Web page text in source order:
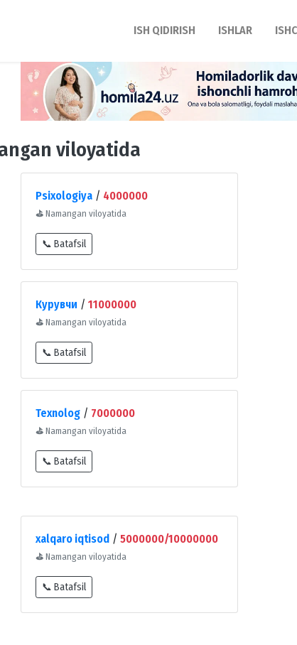
ISH QIDIRISH ISHLAR
viloyatida
Psixologiya / 4000000
⛳ Namangan viloyatida
📞 Batafsil
Курувчи / 11000000
⛳ Namangan viloyatida
📞 Batafsil
Texnolog / 7000000
⛳ Namangan viloyatida
📞 Batafsil
xalqaro iqtisod / 5000000/10000000
⛳ Namangan viloyatida
📞 Batafsil